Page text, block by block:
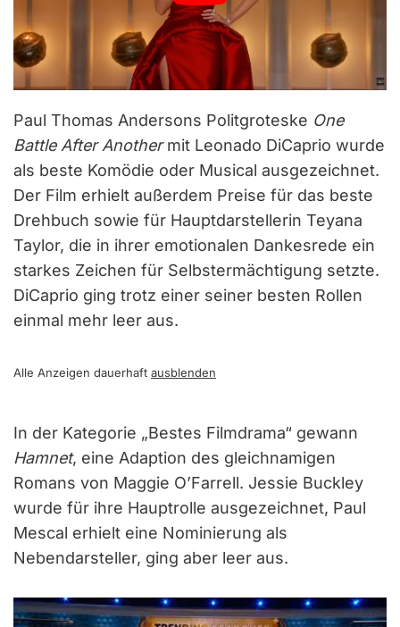
Paul Thomas Andersons Politgroteske One
Battle After Anothermit Leonado DiCaprio wurde
als beste Komödie oder Musical ausgezeichnet.
Der Film erhielt außerdem Preise für das beste
Drehbuch sowie für Hauptdarstellerin Teyana
Taylor, die in ihrer emotionalen Dankesrede ein
starkes Zeichen für Selbstermächtigung setzte.
DiCaprio ging trotz einer seiner besten Rollen
einmal mehr leer aus.
Alle Anzeigen dauerhaft ausblenden
In der Kategorie „Bestes Filmdrama“ gewann
Hamnet, eine Adaption des gleichnamigen
Romans von Maggie O’Farrell. Jessie Buckley
wurde für ihre Hauptrolle ausgezeichnet, Paul
Mescal erhielt eine Nominierung als
Nebendarsteller, ging aber leer aus.